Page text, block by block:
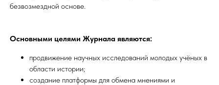
безвозмездной основе.
Основными целями Журнала являются:
продвижение научных исследований молодых учёных в
области истории;
создание платформы для обмена мнениями и